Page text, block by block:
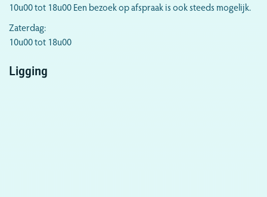
10u00 tot 18u00 Een bezoek op afspraak is ook steeds mogelijk.
Zaterdag:
10u00 tot 18u00
Ligging